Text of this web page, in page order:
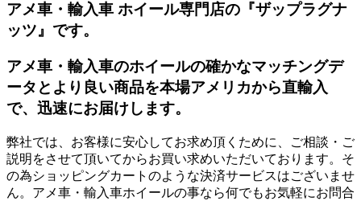
アメ車・輸入車 ホイール専門店の『ザップラグナ
ッツ』です。
アメ車・輸入車のホイールの確かなマッチングデ
ータとより良い商品を本場アメリカから直輸入
で、迅速にお届けします。
弊社では、お客様に安心してお求め頂くために、ご相談・ご
説明をさせて頂いてからお買い求めいただいております。そ
の為ショッピングカートのような決済サービスはございませ
ん。アメ車・輸入車ホイールの事なら何でもお気軽にお問合